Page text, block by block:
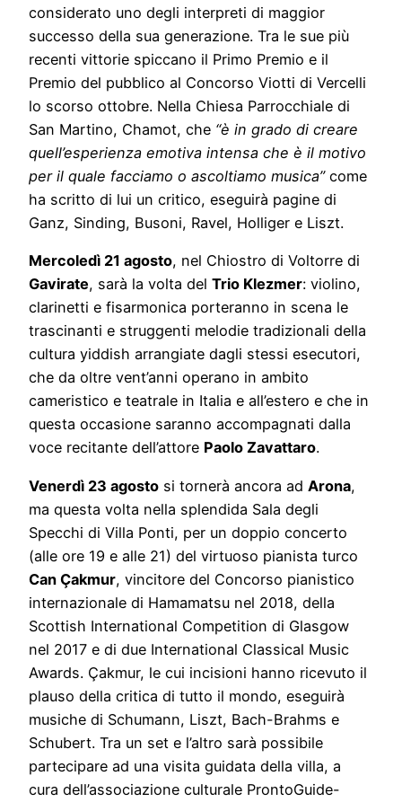
considerato uno degli interpreti di maggior
successo della sua generazione. Tra le sue più
recenti vittorie spiccano il Primo Premio e il
Premio del pubblico al Concorso Viotti di Vercelli
lo scorso ottobre. Nella Chiesa Parrocchiale di
San Martino, Chamot, che “è in grado di creare
quell’esperienza emotiva intensa che è il motivo
per il quale facciamo o ascoltiamo musica” come
ha scritto di lui un critico, eseguirà pagine di
Ganz, Sinding, Busoni, Ravel, Holliger e Liszt.
Mercoledì 21 agosto, nel Chiostro di Voltorre di
Gavirate, sarà la volta del Trio Klezmer: violino,
clarinetti e fisarmonica porteranno in scena le
trascinanti e struggenti melodie tradizionali della
cultura yiddish arrangiate dagli stessi esecutori,
che da oltre vent’anni operano in ambito
cameristico e teatrale in Italia e all’estero e che in
questa occasione saranno accompagnati dalla
voce recitante dell’attore Paolo Zavattaro.
Venerdì 23 agosto si tornerà ancora ad Arona,
ma questa volta nella splendida Sala degli
Specchi di Villa Ponti, per un doppio concerto
(alle ore 19 e alle 21) del virtuoso pianista turco
Can Çakmur, vincitore del Concorso pianistico
internazionale di Hamamatsu nel 2018, della
Scottish International Competition di Glasgow
nel 2017 e di due International Classical Music
Awards. Çakmur, le cui incisioni hanno ricevuto il
plauso della critica di tutto il mondo, eseguirà
musiche di Schumann, Liszt, Bach-Brahms e
Schubert. Tra un set e l’altro sarà possibile
partecipare ad una visita guidata della villa, a
cura dell’associazione culturale ProntoGuide-